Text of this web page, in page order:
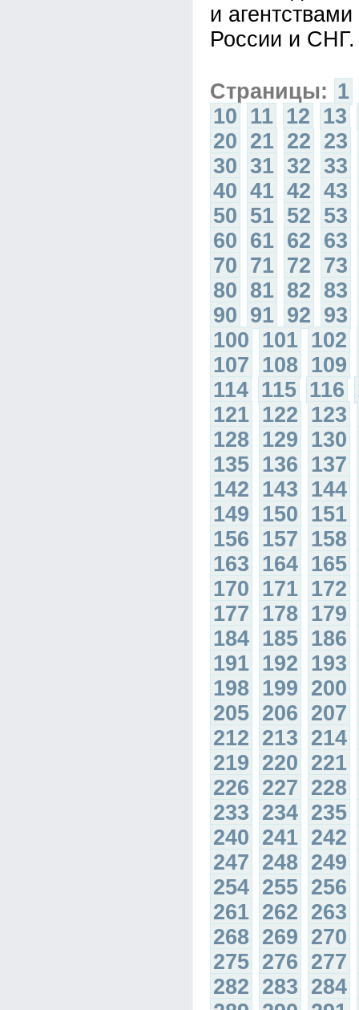
и
России и СНГ.
Страницы: 1
10 11 12 13
20 21 22 23
30 31 32 33
40 41 42 43
50 51 52 53
60 61 62 63
70 71 72 73
80 81 82 83
90 91 92 93
100 101 102
107 108 109
114 115 116
121 122 123
128 129 130
135 136 137
142 143 144
149 150 151
156 157 158
163 164 165
170 171 172
177 178 179
184 185 186
191 192 193
198 199 200
205 206 207
212 213 214
219 220 221
226 227 228
233 234 235
240 241 242
247 248 249
254 255 256
261 262 263
268 269 270
275 276 277
282 283 284